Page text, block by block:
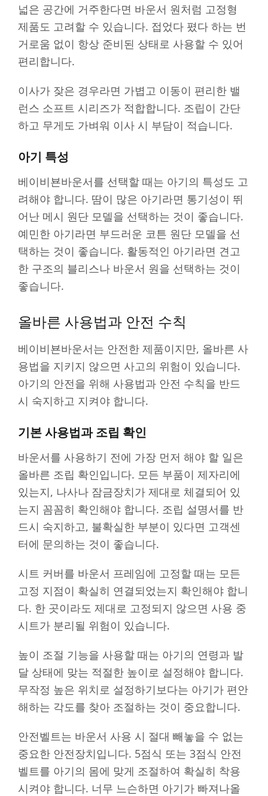
넓은 공간에 거주한다면 바운서 원처럼 고정형
제품도 고려할 수 있습니다. 접었다 폈다 하는 번
거로움 없이 항상 준비된 상태로 사용할 수 있어
편리합니다.
이사가 잦은 경우라면 가볍고 이동이 편리한 밸
런스 소프트 시리즈가 적합합니다. 조립이 간단
하고 무게도 가벼워 이사 시 부담이 적습니다.
아기 특성
베이비뵨바운서를 선택할 때는 아기의 특성도 고
려해야 합니다. 땀이 많은 아기라면 통기성이 뛰
어난 메시 원단 모델을 선택하는 것이 좋습니다.
예민한 아기라면 부드러운 코튼 원단 모델을 선
택하는 것이 좋습니다. 활동적인 아기라면 견고
한 구조의 블리스나 바운서 원을 선택하는 것이
좋습니다.
올바른 사용법과 안전 수칙
베이비뵨바운서는 안전한 제품이지만, 올바른 사
용법을 지키지 않으면 사고의 위험이 있습니다.
아기의 안전을 위해 사용법과 안전 수칙을 반드
시 숙지하고 지켜야 합니다.
기본 사용법과 조립 확인
바운서를 사용하기 전에 가장 먼저 해야 할 일은
올바른 조립 확인입니다. 모든 부품이 제자리에
있는지, 나사나 잠금장치가 제대로 체결되어 있
는지 꼼꼼히 확인해야 합니다. 조립 설명서를 반
드시 숙지하고, 불확실한 부분이 있다면 고객센
터에 문의하는 것이 좋습니다.
시트 커버를 바운서 프레임에 고정할 때는 모든
고정 지점이 확실히 연결되었는지 확인해야 합니
다. 한 곳이라도 제대로 고정되지 않으면 사용 중
시트가 분리될 위험이 있습니다.
높이 조절 기능을 사용할 때는 아기의 연령과 발
달 상태에 맞는 적절한 높이로 설정해야 합니다.
무작정 높은 위치로 설정하기보다는 아기가 편안
해하는 각도를 찾아 조절하는 것이 중요합니다.
안전벨트는 바운서 사용 시 절대 빼놓을 수 없는
중요한 안전장치입니다. 5점식 또는 3점식 안전
벨트를 아기의 몸에 맞게 조절하여 확실히 착용
시켜야 합니다. 너무 느슨하면 아기가 빠져나올